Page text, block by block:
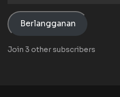
Berlangganan
Join 3 other subscribers